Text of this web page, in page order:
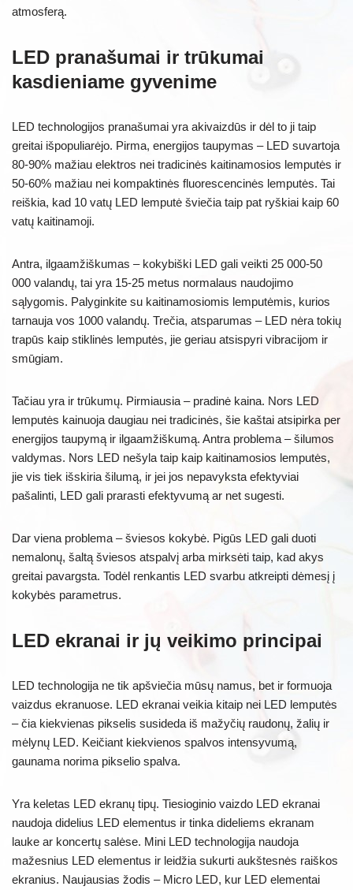
atmosferą.
LED pranašumai ir trūkumai
kasdieniame gyvenime
LED technologijos pranašumai yra akivaizdūs ir dėl to ji taip
greitai išpopuliarėjo. Pirma, energijos taupymas – LED suvartoja
80-90% mažiau elektros nei tradicinės kaitinamosios lemputės ir
50-60% mažiau nei kompaktinės fluorescencinės lemputės. Tai
reiškia, kad 10 vatų LED lemputė šviečia taip pat ryškiai kaip 60
vatų kaitinamoji.
Antra, ilgaamžiškumas – kokybiški LED gali veikti 25 000-50
000 valandų, tai yra 15-25 metus normalaus naudojimo
sąlygomis. Palyginkite su kaitinamosiomis lemputėmis, kurios
tarnauja vos 1000 valandų. Trečia, atsparumas – LED nėra tokių
trapūs kaip stiklinės lemputės, jie geriau atsispyri vibracijom ir
smūgiam.
Tačiau yra ir trūkumų. Pirmiausia – pradinė kaina. Nors LED
lemputės kainuoja daugiau nei tradicinės, šie kaštai atsipirka per
energijos taupymą ir ilgaamžiškumą. Antra problema – šilumos
valdymas. Nors LED nešyla taip kaip kaitinamosios lemputės,
jie vis tiek išskiria šilumą, ir jei jos nepavyksta efektyviai
pašalinti, LED gali prarasti efektyvumą ar net sugesti.
Dar viena problema – šviesos kokybė. Pigūs LED gali duoti
nemalonų, šaltą šviesos atspalvį arba mirksėti taip, kad akys
greitai pavargsta. Todėl renkantis LED svarbu atkreipti dėmesį į
kokybės parametrus.
LED ekranai ir jų veikimo principai
LED technologija ne tik apšviečia mūsų namus, bet ir formuoja
vaizdus ekranuose. LED ekranai veikia kitaip nei LED lemputės
– čia kiekvienas pikselis susideda iš mažyčių raudonų, žalių ir
mėlynų LED. Keičiant kiekvienos spalvos intensyvumą,
gaunama norima pikselio spalva.
Yra keletas LED ekranų tipų. Tiesioginio vaizdo LED ekranai
naudoja didelius LED elementus ir tinka dideliems ekranam
lauke ar koncertų salėse. Mini LED technologija naudoja
mažesnius LED elementus ir leidžia sukurti aukštesnės raiškos
ekranius. Naujausias žodis – Micro LED, kur LED elementai